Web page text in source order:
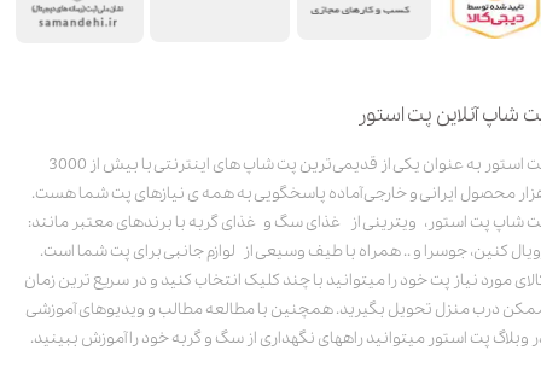
شاپ آنلاین پت استور
پت استور به عنوان یکی از قدیمی‌ترین پت شاپ های اینترنتی با بیش از 3000
محصول ایرانی و خارجی آماده پاسخگویی به همه ی نیازهای پت شما هست.
شاپ پت استور، ویترینی از غذای سگ و غذای گربه با برندهای معتبر مانند:
کنین، جوسرا و .. همراه با طیف وسیعی از لوازم جانبی برای پت شما است.
مورد نیاز پت خود را میتوانید با چند کلیک انتخاب کنید و در سریع ترین زمان
درب منزل تحویل بگیرید. همچنین با مطالعه مطالب و ویدیوهای آموزشی
وبلاگ پت استور میتوانید راههای نگهداری از سگ و گربه خود را آموزش ببینید.